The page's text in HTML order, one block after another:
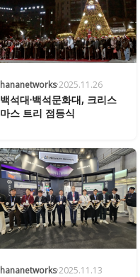
hananetworks·2025.11.26
백석대·백석문화대, 크리스
마스 트리 점등식
hananetworks·2025.11.13